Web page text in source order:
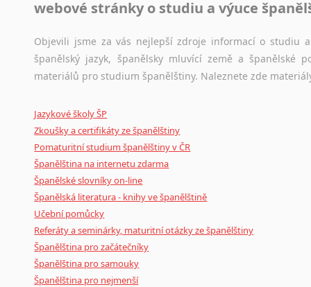
Jazykový korpus je elektronický soubor autentických
původního zdroje textu.
Ostatní pomůcky pro překladatele
poradny a pravidla
webové stránky o studiu a výuce
Objevili jsme za vás nejlepší zdroje informací o studiu
španělský jazyk, španělsky mluvící země a španělské
materiálů pro studium španělštiny. Naleznete zde
Jazykové školy ŠP
Zkoušky a certifikáty ze španělštiny
Pomaturitní studium španělštiny v ČR
Španělština na internetu zdarma
Španělské slovníky on-line
Španělská literatura - knihy ve španělštině
Učební pomůcky
Referáty a seminárky, maturitní otázky ze španělštiny
Španělština pro začátečníky
Španělština pro samouky
Španělština pro nejmenší